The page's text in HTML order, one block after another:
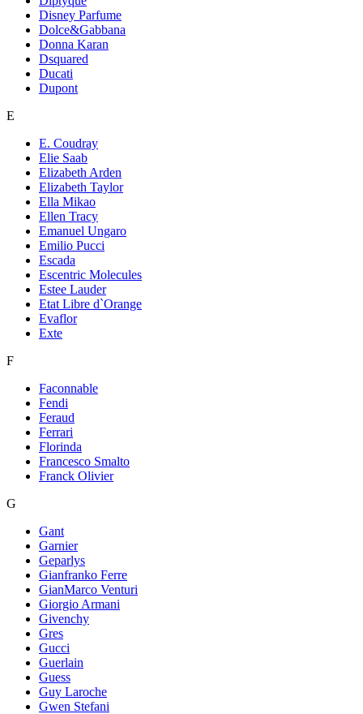
Disney Parfume
Dolce&Gabbana
Donna Karan
Dsquared
Ducati
Dupont
E
E. Coudray
Elie Saab
Elizabeth Arden
Elizabeth Taylor
Ella Mikao
Ellen Tracy
Emanuel Ungaro
Emilio Pucci
Escada
Escentric Molecules
Estee Lauder
Etat Libre d`Orange
Evaflor
Exte
F
Faconnable
Fendi
Feraud
Ferrari
Florinda
Francesco Smalto
Franck Olivier
G
Gant
Garnier
Geparlys
Gianfranko Ferre
GianMarco Venturi
Giorgio Armani
Givenchy
Gres
Gucci
Guerlain
Guess
Guy Laroche
Gwen Stefani